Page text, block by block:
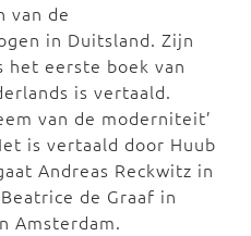
van de
in Duitsland. Zijn
het eerste boek van
is vertaald.
van de moderniteit’
is vertaald door Huub
Andreas Reckwitz in
de Graaf in
Amsterdam.